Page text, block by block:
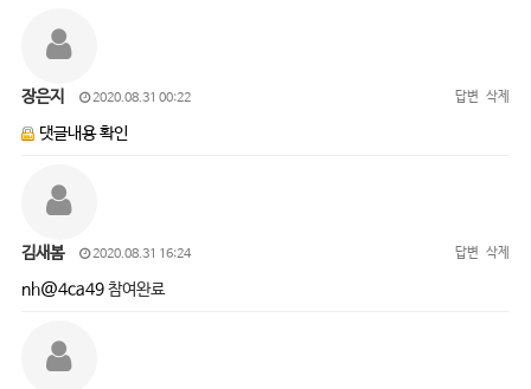
장은지 2020.08.31 00:22 답변 삭제
댓글내용 확인
김새봄 2020.08.31 16:24 답변 삭제
nh@4ca49참여완료